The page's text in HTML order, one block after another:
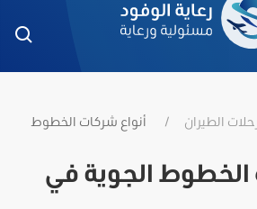
الطيران
أنواع شركات الخطوط
الخطوط الجوية في